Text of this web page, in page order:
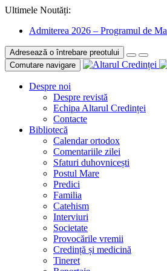
Ultimele Noutăți:
Admiterea 2026 – Programul de
Adresează o întrebare preotului
Comutare navigare
Despre noi
Despre revistă
Echipa Altarul Credinței
Contacte
Bibliotecă
Calendar ortodox
Comentariile zilei
Sfaturi duhovnicești
Postul Mare
Predici
Familia
Catehism
Interviuri
Societate
Provocările vremii
Credință și medicină
Tineret